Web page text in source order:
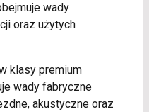
wady
oraz użytych
klasy premium
wady fabryczne
akustyczne oraz